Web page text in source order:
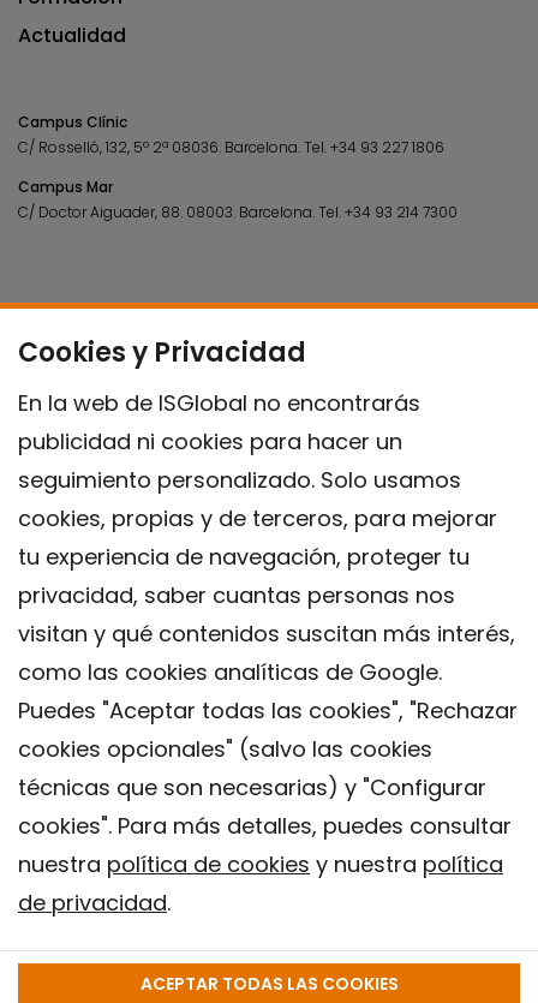
Cookies y Privacidad
En la web de ISGlobal no encontrarás
publicidad ni cookies para hacer un
seguimiento personalizado. Solo usamos
cookies, propias y de terceros, para mejorar
tu experiencia de navegación, proteger tu
privacidad, saber cuantas personas nos
visitan y qué contenidos suscitan más interés,
como las cookies analíticas de Google.
Puedes "Aceptar todas las cookies", "Rechazar
cookies opcionales" (salvo las cookies
técnicas que son necesarias) y "Configurar
cookies". Para más detalles, puedes consultar
nuestra política de cookies y nuestra política
de privacidad.
ACEPTAR TODAS LAS COOKIES
Actualidad
Campus Clínic
C/ Rosselló, 132, 5º 2ª 08036. Barcelona.Tel.+34 93 227 1806
Campus Mar
C/ Doctor Aiguader, 88. 08003. Barcelona.Tel.+34 93 214 7300
Contacto
Política de privacidad
Política de Cookies
Instituto de Salud Global de Barcelona (ISGlobal), 2018.